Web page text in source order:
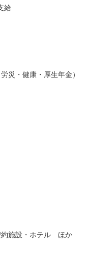
給
災・健康・厚生年金）
約施設・ホテル ほか